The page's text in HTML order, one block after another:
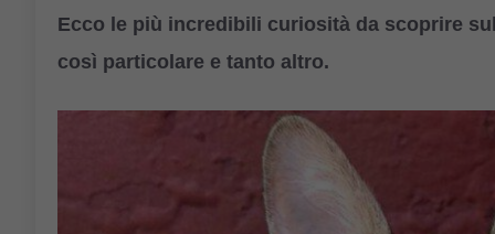
Ecco le più incredibili curiosità da scoprire
così particolare e tanto altro.